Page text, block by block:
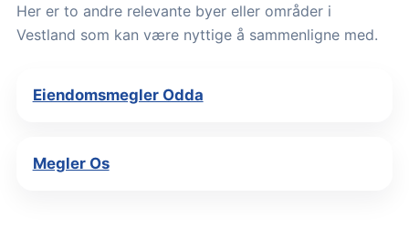
Her er to andre relevante byer eller områder i
Vestland som kan være nyttige å sammenligne med.
Eiendomsmegler Odda
Megler Os